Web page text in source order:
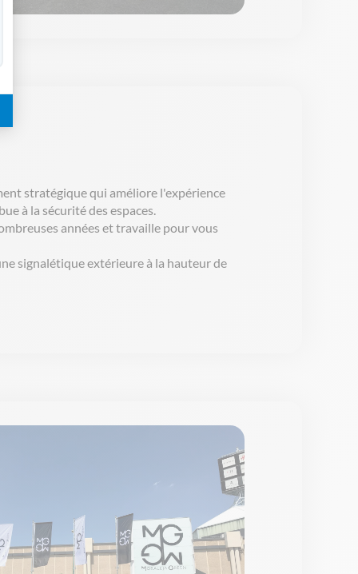
stratégiquequi améliore l'expérience
à la sécuritédes espaces.
années ettravaille pour vous
signalétiqueextérieure à la hauteur de